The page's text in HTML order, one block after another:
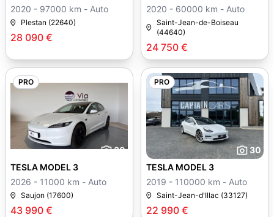
28 090 €
2020 - 97000 km - Auto
Plestan (22640)
24 750 €
2020 - 60000 km - Auto
Saint-Jean-de-Boiseau
(44640)
PRO
30
43 990 €
TESLA MODEL 3
2026 - 11000 km - Auto
Saujon (17600)
PRO
30
22 990 €
TESLA MODEL 3
2019 - 110000 km - Auto
Saint-Jean-d'Illac (33127)